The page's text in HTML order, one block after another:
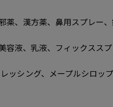
薬、漢方薬、鼻用スプレー
容液、乳液、フィックスス
ッシング、メープルシロッ